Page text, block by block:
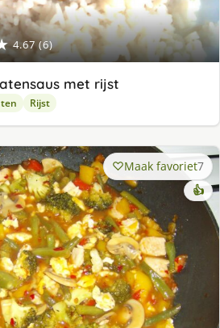
4.67 (6)
met rijst
Rijst
Maak favoriet7
👍